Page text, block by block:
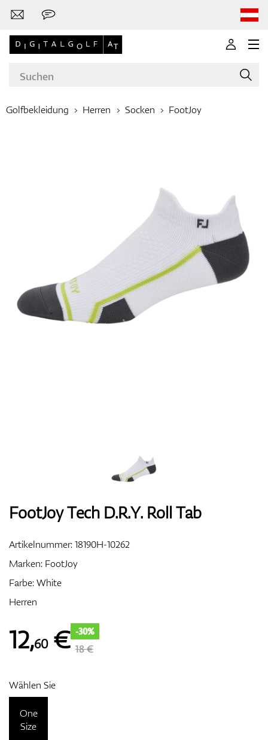
Golfschläger
Bekleidung
Handschuhe
Bags
Entfernungsmesser & GPS
Golfbekleidung Herren Socken FootJoy
FootJoy Tech D.R.Y. Roll Tab
Artikelnummer:18190H-10262
Marken: FootJoy
Farbe: White
Herren
12,60€ -30%
18 €
Wählen Sie
One
Size